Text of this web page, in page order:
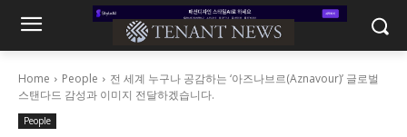
Home People
전 세계 누구나 공감하는 ‘아즈나브르(Aznavour)’ 글로벌
스탠다드 감성과 이미지 전달하겠습니다.
People